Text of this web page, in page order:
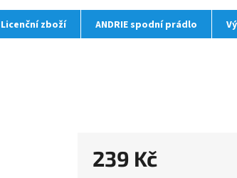
Licenční zboží ANDRIE spodní prádlo
239 Kč